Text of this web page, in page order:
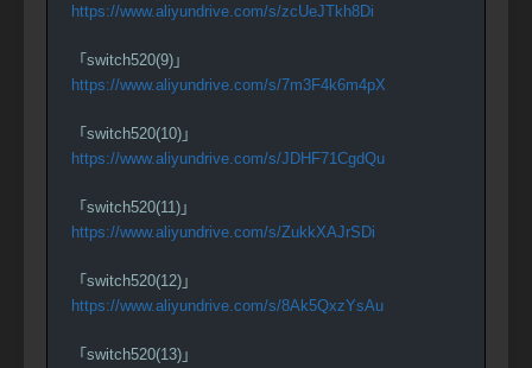
https://www.aliyundrive.com/s/zcUeJTkh8Di
「switch520(9)」
https://www.aliyundrive.com/s/7m3F4k6m4pX
「switch520(10)」
https://www.aliyundrive.com/s/JDHF71CgdQu
「switch520(11)」
https://www.aliyundrive.com/s/ZukkXAJrSDi
「switch520(12)」
https://www.aliyundrive.com/s/8Ak5QxzYsAu
「switch520(13)」